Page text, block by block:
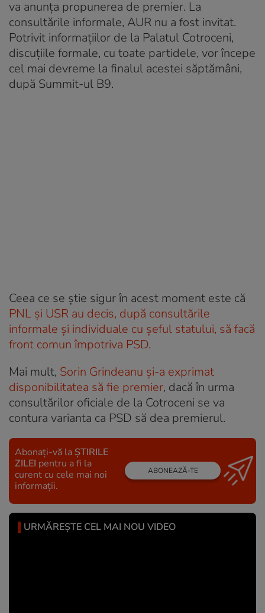
va anunța propunerea de premier. La
consultările informale, AUR nu a fost invitat.
Potrivit informațiilor de la Palatul Cotroceni,
discuțiile formale, cu toate partidele, vor începe
cel mai devreme la finalul acestei săptămâni,
după Summit-ul B9.
Ceea ce se știe sigur în acest moment este că
PNL și USR au decis, după consultările
informale și individuale cu șeful statului, să facă
front comun împotriva PSD.
Mai mult, Sorin Grindeanu și-a exprimat
disponibilitatea să fie premier, dacă în urma
consultărilor oficiale de la Cotroceni se va
contura varianta ca PSD să dea premierul.
Abonați-vă la ȘTIRILE
ZILEI pentru a fi la
curent cu cele mai noi
informații.
ABONEAZĂ-TE
URMĂREȘTE CEL MAI NOU VIDEO